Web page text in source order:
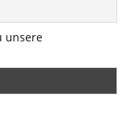
unsere